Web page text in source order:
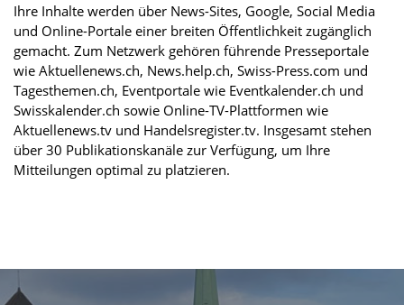
Ihre Inhalte werden über News-Sites, Google, Social Media
und Online-Portale einer breiten Öffentlichkeit zugänglich
gemacht. Zum Netzwerk gehören führende Presseportale
wie Aktuellenews.ch, News.help.ch, Swiss-Press.com und
Tagesthemen.ch, Eventportale wie Eventkalender.ch und
Swisskalender.ch sowie Online-TV-Plattformen wie
Aktuellenews.tv und Handelsregister.tv. Insgesamt stehen
über 30 Publikationskanäle zur Verfügung, um Ihre
Mitteilungen optimal zu platzieren.